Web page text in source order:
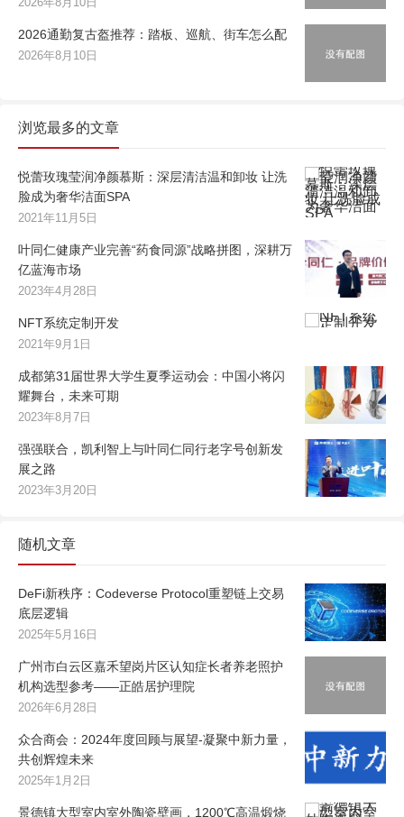
2026通勤复古盔推荐：踏板、巡航、街车怎么配
2026年8月10日
浏览最多的文章
悦蕾玫瑰莹润净颜慕斯：深层清洁温和卸妆 让洗
脸成为奢华洁面SPA
2021年11月5日
叶同仁健康产业完善“药食同源”战略拼图，深耕万
亿蓝海市场
2023年4月28日
NFT系统定制开发
2021年9月1日
成都第31届世界大学生夏季运动会：中国小将闪
耀舞台，未来可期
2023年8月7日
强强联合，凯利智上与叶同仁同行老字号创新发
展之路
2023年3月20日
随机文章
DeFi新秩序：Codeverse Protocol重塑链上交易
底层逻辑
2025年5月16日
广州市白云区嘉禾望岗片区认知症长者养老照护
机构选型参考——正皓居护理院
2026年6月28日
众合商会：2024年度回顾与展望-凝聚中新力量，
共创辉煌未来
2025年1月2日
景德镇大型室内室外陶瓷壁画，1200℃高温煅烧